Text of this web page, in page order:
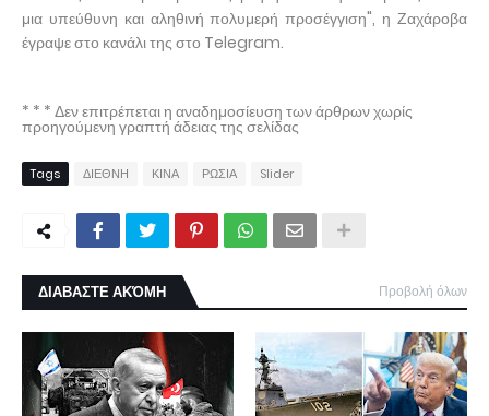
μια υπεύθυνη και αληθινή πολυμερή προσέγγιση", η Ζαχάροβα
έγραψε στο κανάλι της στο Telegram.
* * * Δεν επιτρέπεται η αναδημοσίευση των άρθρων χωρίς
προηγούμενη γραπτή άδειας της σελίδας
Tags ΔΙΕΘΝΗ ΚΙΝΑ ΡΩΣΙΑ Slider
ΔΙΑΒΑΣΤΕ ΑΚΌΜΗ Προβολή όλων